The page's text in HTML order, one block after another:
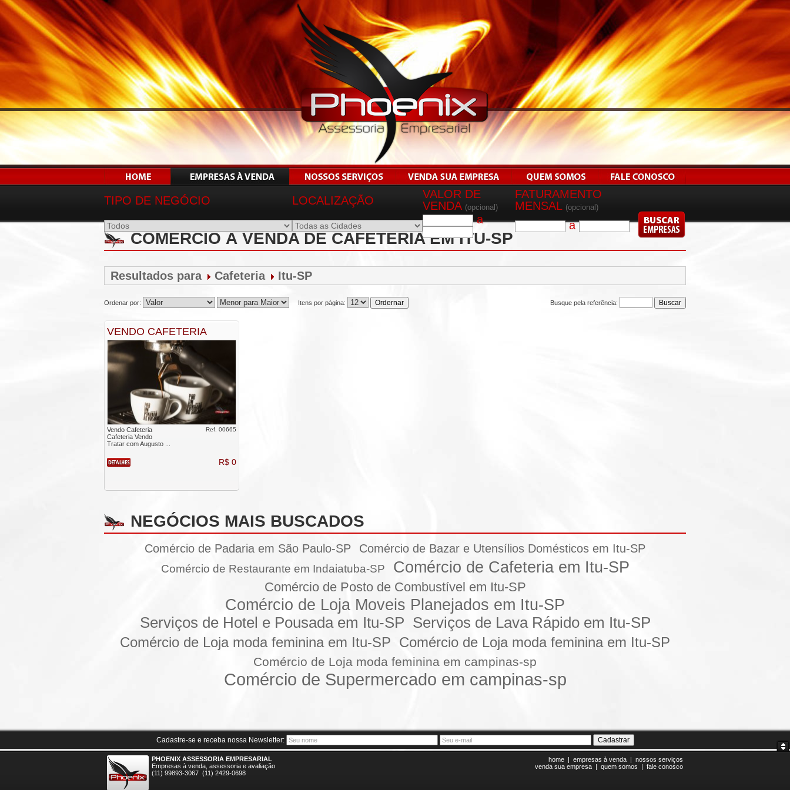
TIPO DE NEGÓCIO LOCALIZAÇÃO
VALOR DE
VENDA (opcional)
FATURAMENTO
MENSAL (opcional)
a a
COMÉRCIO À VENDA DE CAFETERIA EM ITU-SP
Resultados para Cafeteria Itu-SP
Ordenar por: Itens por página: Busque pela referência:
VENDO CAFETERIA
Vendo Cafeteria
Cafeteria Vendo
Tratar com Augusto ...
Ref. 00665
R$ 0
NEGÓCIOS MAIS BUSCADOS
Comércio de Padaria em São Paulo-SP Comércio de Bazar e Utensílios Domésticos em Itu-SP
Comércio de Restaurante em Indaiatuba-SP Comércio de Cafeteria em Itu-SP
Comércio de Posto de Combustível em Itu-SP
Comércio de Loja Moveis Planejados em Itu-SP
Serviços de Hotel e Pousada em Itu-SP Serviços de Lava Rápido em Itu-SP
Comércio de Loja moda feminina em Itu-SP Comércio de Loja moda feminina em Itu-SP
Comércio de Loja moda feminina em campinas-sp
Comércio de Supermercado em campinas-sp
Cadastre-se e receba nossa Newsletter:
PHOENIX ASSESSORIA EMPRESARIAL
Empresas à venda, assessoria e avaliação
(11) 99893-3067 (11) 2429-0698
home | empresas à venda | nossos serviços
venda sua empresa | quem somos | fale conosco